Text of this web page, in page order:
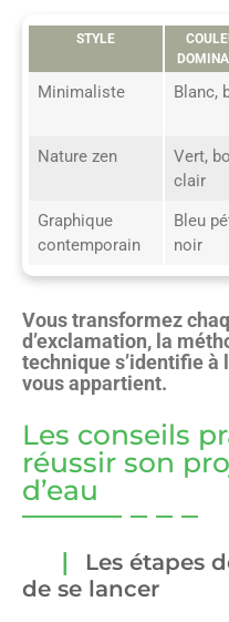
STYLE
Minimaliste Blanc,
Nature zen
Vert,
clair
Graphique
contemporain
Bleu
noir
Vous transformez
d’exclamation, la
technique s’identifie à
vous appartient.
Les conseils
réussir son
d’eau
Les étapes
de se lancer